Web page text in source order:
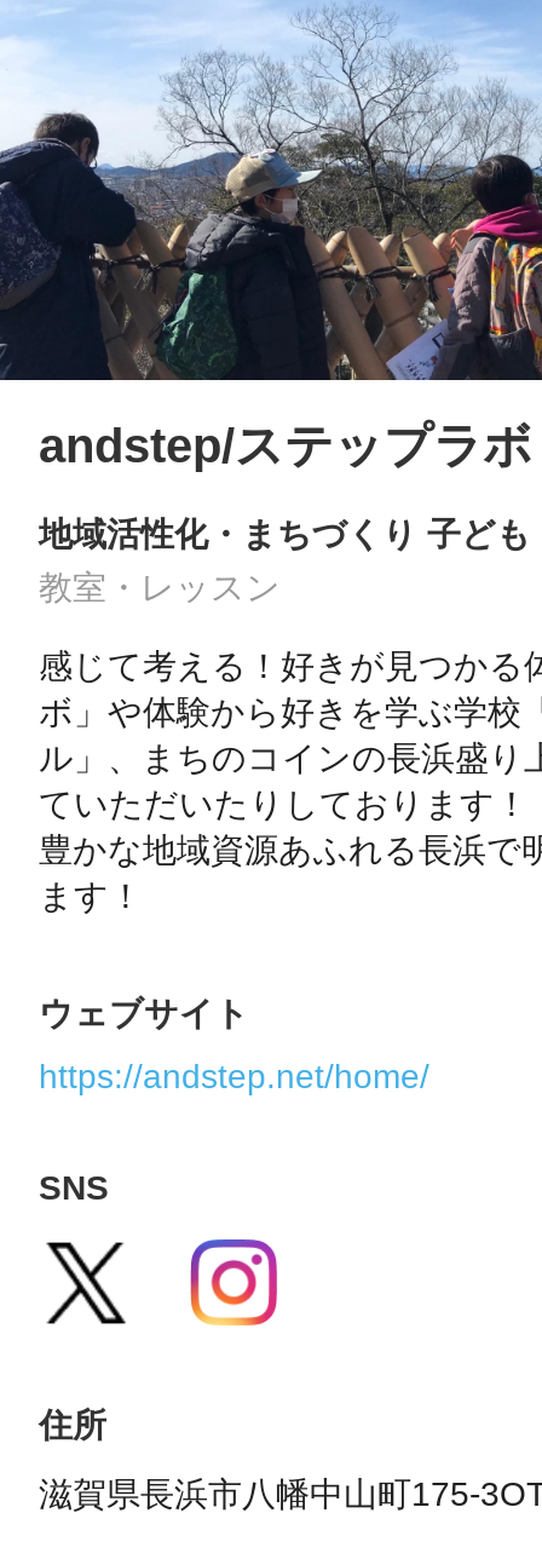
andstep/ステップラボ
地域活性化・まちづくり 子ど
教室・レッスン
感じて考える！好きが見つかる
ボ」や体験から好きを学ぶ学校
ル」、まちのコインの長浜盛り
ていただいたりしております！
豊かな地域資源あふれる長浜で
ます！
ウェブサイト
https://andstep.net/home/
SNS
住所
滋賀県長浜市八幡中山町175-